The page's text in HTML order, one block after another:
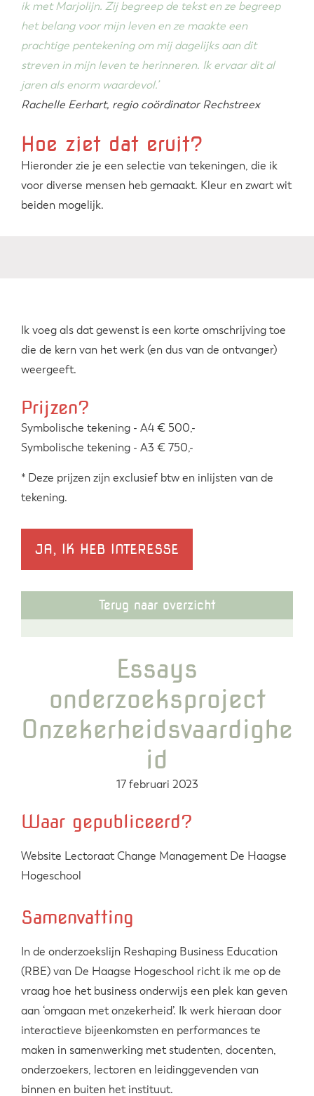
ik met Marjolijn. Zij begreep de tekst en ze begreep
het belang voor mijn leven en ze maakte een
prachtige pentekening om mij dagelijks aan dit
streven in mijn leven te herinneren. Ik ervaar dit al
jaren als enorm waardevol.’
Rachelle Eerhart, regio coördinator Rechstreex
Hoe ziet dat eruit?
Hieronder zie je een selectie van tekeningen, die ik
voor diverse mensen heb gemaakt. Kleur en zwart wit
beiden mogelijk.
Ik voeg als dat gewenst is een korte omschrijving toe
die de kern van het werk (en dus van de ontvanger)
weergeeft.
Prijzen?
Symbolische tekening - A4 € 500,-
Symbolische tekening - A3 € 750,-
* Deze prijzen zijn exclusief btw en inlijsten van de
tekening.
JA, IK HEB INTERESSE
Terug naar overzicht
Essays
onderzoeksproject
Onzekerheidsvaardighe
id
17 februari 2023
Waar gepubliceerd?
Website Lectoraat Change Management De Haagse
Hogeschool
Samenvatting
In de onderzoekslijn Reshaping Business Education
(RBE) van De Haagse Hogeschool richt ik me op de
vraag hoe het business onderwijs een plek kan geven
aan ‘omgaan met onzekerheid’. Ik werk hieraan door
interactieve bijeenkomsten en performances te
maken in samenwerking met studenten, docenten,
onderzoekers, lectoren en leidinggevenden van
binnen en buiten het instituut.